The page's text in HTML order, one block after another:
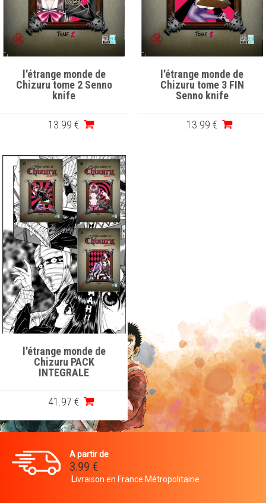
l'étrange monde de
Chizuru tome 2 Senno
knife
13 .99 €
l'étrange monde de
Chizuru tome 3 FIN
Senno knife
13 .99 €
l'étrange monde de
Chizuru PACK
INTEGRALE
41 .97 €
A partir de
3.99 €
Livraison en France Métropolitaine